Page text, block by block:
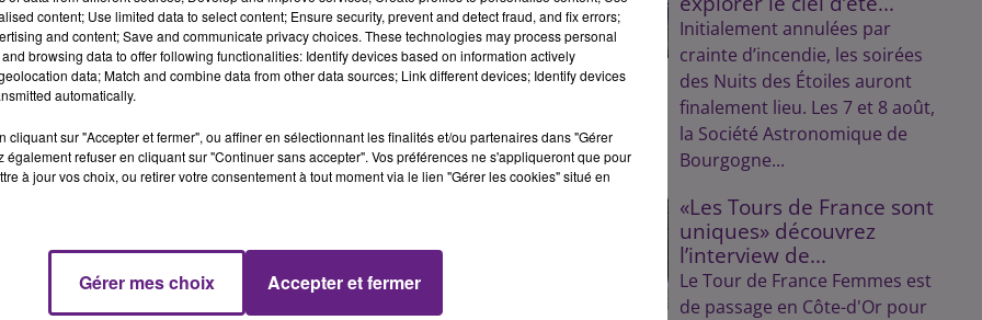
pratiques et programme.
(toujours une scène principale sur la place de la
Théatre), l'édition 2016 du concert de rentrée de Dijon ce
plan sécuritaire.
mesure permettant d'éviter un drame similaire à
sera "sanctuarisé", avec une entrée uniquement
des sacs à dos.
et à donc maintenues sa programmation, son lieu et
les Dijonnais retrouveront donc le chanteur franc-
Initialement annulées par
crainte d’incendie, les soirées
des Nuits des Étoiles auront
finalement lieu. Les 7 et 8 août,
la Société Astronomique de
Bourgogne...
«Les Tours de France sont
uniques» découvrez
l’interview de...
Le Tour de France Femmes est
de passage en Côte-d'Or pour
content; Use limited data to select content; Ensure security, prevent and detect fraud, and fix errors;
and content; Save and communicate privacy choices. These technologies may process personal
browsing data to offer following functionalities: Identify devices based on information actively
data; Match and combine data from other data sources; Link different devices; Identify devices
automatically.
cliquant sur "Accepter et fermer", ou affiner en sélectionnant les finalités et/ou partenaires dans "Gérer
également refuser en cliquant sur "Continuer sans accepter". Vos préférences ne s'appliqueront que pour
à jour vos choix, ou retirer votre consentement à tout moment via le lien "Gérer les cookies" situé en
Gérer mes choix Accepter et fermer